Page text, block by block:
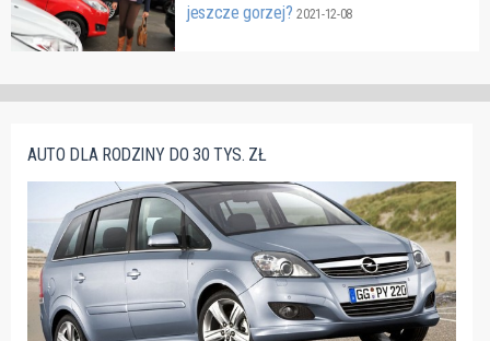
jeszcze gorzej?2021-12-08
AUTO DLA RODZINY DO 30 TYS. ZŁ